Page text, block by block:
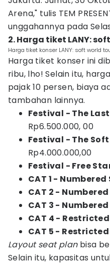
Arena," tulis TEM
unggahannya pada
2. Harga tiket LANY:
Harga tiket konser LANY: soft world
Harga tiket konser ini
ribu, lho! Selain itu,
pajak 10 persen, biaya
tambahan lainnya.
Festival - The
Rp6.500.000, 00
Festival - The
Rp4.000.000,00
Festival - Free
CAT 1 -
CAT 2 -
CAT 3 -
CAT 4 -
CAT 5 -
Layout seat plan bisa
Selain itu, kapasitas